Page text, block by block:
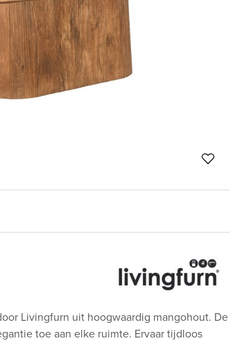
Livingfurn uit hoogwaardig mangohout. De
toe aan elke ruimte. Ervaar tijdloos